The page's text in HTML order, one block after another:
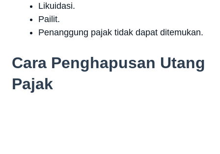
Likuidasi.
Pailit.
Penanggung pajak tidak dapat ditemukan.
Cara Penghapusan Utang
Pajak